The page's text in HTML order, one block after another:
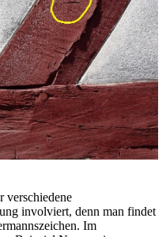
verschiedene
involviert, denn man findet
Im